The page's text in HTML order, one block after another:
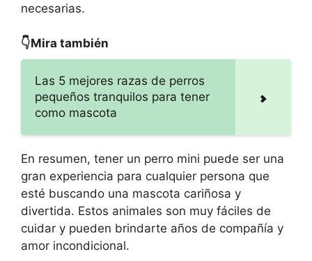
necesarias.
👇Mira también
Las 5 mejores razas de perros
pequeños tranquilos para tener
como mascota
En resumen, tener un perro mini puede ser una
gran experiencia para cualquier persona que
esté buscando una mascota cariñosa y
divertida. Estos animales son muy fáciles de
cuidar y pueden brindarte años de compañía y
amor incondicional.